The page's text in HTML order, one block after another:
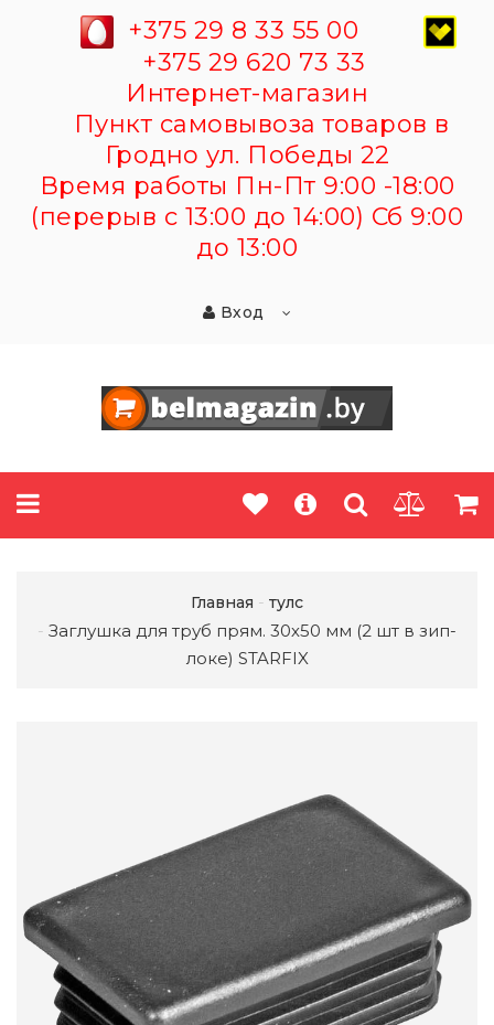
+375 29 8 33 55 00
+375 29 620 73 33
Интернет-магазин
Пункт самовывоза товаров в
Гродно ул. Победы 22
Время работы Пн-Пт 9:00 -18:00
(перерыв с 13:00 до 14:00) Сб 9:00
до 13:00
Вход
Главная тулс
Заглушка для труб прям. 30х50 мм (2 шт в зип-
локе) STARFIX